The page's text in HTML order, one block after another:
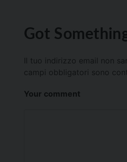
Got
Il tuo indirizzo email non
campi obbligatori sono
Your comment